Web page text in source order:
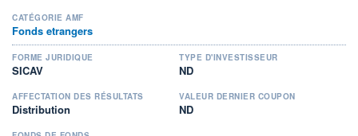
CATÉGORIE AMF
Fonds etrangers
FORME JURIDIQUE
SICAV
TYPE D'INVESTISSEUR
ND
AFFECTATION DES RÉSULTATS
Distribution
VALEUR DERNIER COUPON
ND